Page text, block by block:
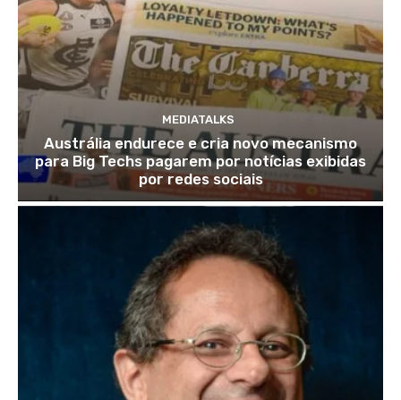
MEDIATALKS
Austrália endurece e cria novo mecanismo
para Big Techs pagarem por notícias exibidas
por redes sociais